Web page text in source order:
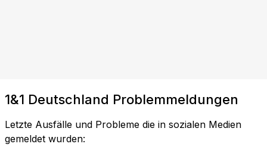
1&1 Deutschland Problemmeldungen
Letzte Ausfälle und Probleme die in sozialen Medien
gemeldet wurden: